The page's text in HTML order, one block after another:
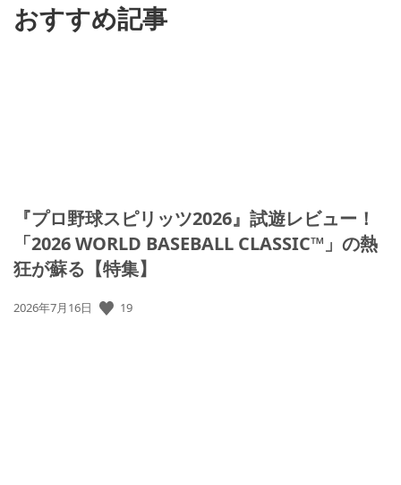
おすすめ記事
『プロ野球スピリッツ2026』試遊レビュー！
「2026 WORLD BASEBALL CLASSIC™」の熱
狂が蘇る【特集】
公
2026年7月16日 19